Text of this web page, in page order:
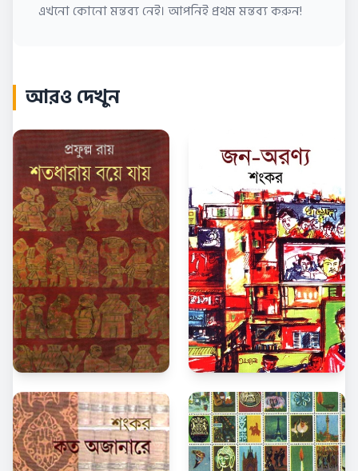
এখনো কোনো মন্তব্য নেই। আপনিই প্রথম মন্তব্য করুন!
আরও দেখুন